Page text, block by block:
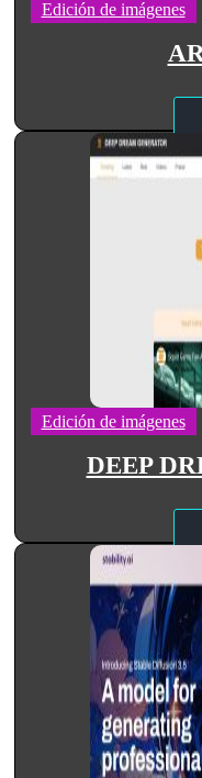
Edición de imágenes
Edición de imágenes
DEEP